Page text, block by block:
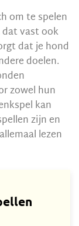
om te spelen
vast ook
dat je hond
doelen.
zowel hun
kan
zijn en
lezen